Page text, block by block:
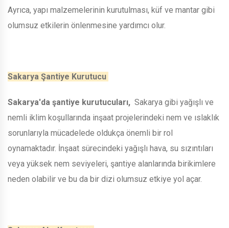
Ayrıca, yapı malzemelerinin kurutulması, küf ve mantar gibi
olumsuz etkilerin önlenmesine yardımcı olur.
Sakarya Şantiye Kurutucu
Sakarya'da şantiye kurutucuları, Sakarya gibi yağışlı ve
nemli iklim koşullarında inşaat projelerindeki nem ve ıslaklık
sorunlarıyla mücadelede oldukça önemli bir rol
oynamaktadır. İnşaat sürecindeki yağışlı hava, su sızıntıları
veya yüksek nem seviyeleri, şantiye alanlarında birikimlere
neden olabilir ve bu da bir dizi olumsuz etkiye yol açar.